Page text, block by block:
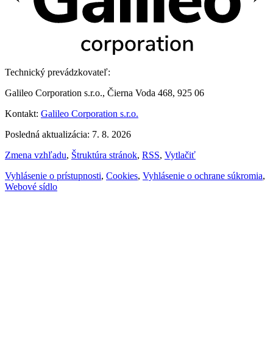
Technický prevádzkovateľ:
Galileo Corporation s.r.o., Čierna Voda 468, 925 06
Kontakt: Galileo Corporation s.r.o.
Posledná aktualizácia: 7. 8. 2026
Zmena vzhľadu, Štruktúra stránok, RSS, Vytlačiť
Vyhlásenie o prístupnosti, Cookies, Vyhlásenie o ochrane súkromia,
Webové sídlo